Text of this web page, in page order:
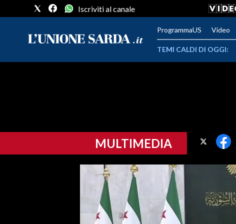
Iscriviti al canale
ProgrammaUS Video
TEMI CALDI DI OGGI:
MULTIMEDIA